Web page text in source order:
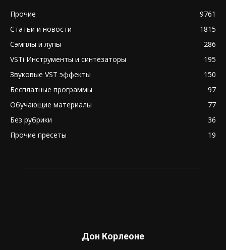
Прочие
9761
Статьи и новости
1815
Сэмплы и лупы
286
VSTi Инструменты и синтезаторы
195
Звуковые VST эффекты
150
Бесплатные программы
97
Обучающие материалы
77
Без рубрики
36
Прочие пресеты
19
Дон Корлеоне